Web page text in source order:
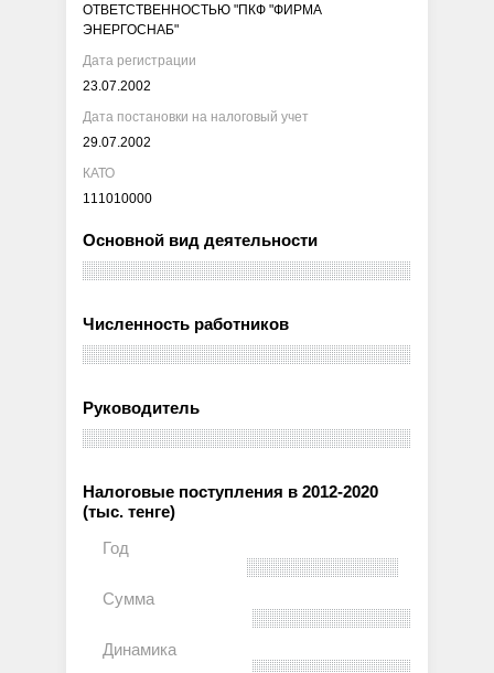
ОТВЕТСТВЕННОСТЬЮ "ПКФ "ФИРМА
ЭНЕРГОСНАБ"
Дата регистрации
23.07.2002
Дата постановки на налоговый учет
29.07.2002
КАТО
111010000
Основной вид деятельности
Численность работников
Руководитель
Налоговые поступления в 2012-2020
(тыс. тенге)